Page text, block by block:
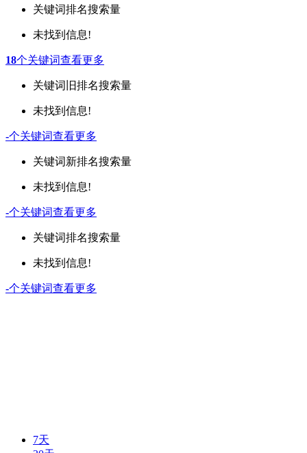
关键词排名搜索量
未找到信息!
18个关键词查看更多
关键词 旧排名搜索量
未找到信息!
-个关键词查看更多
关键词新排名搜索量
未找到信息!
-个关键词查看更多
关键词排名搜索量
未找到信息!
-个关键词查看更多
7天